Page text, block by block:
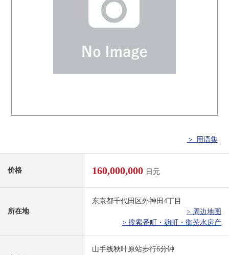
＞ 用语集
价格 160,000,000 日元
所在地
东京都千代田区外神田4丁目
> 周边地图
> 搜索番町・麹町・御茶水房产
山手线秋叶原站步行6分钟